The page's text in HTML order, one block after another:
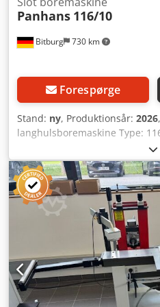
Bitburg 730 km
Panhans 116/10
Forespørge
Stand: ny, Produktionsår: 2026
langhulsboremaskine Type:
mm - Maks. borelængde: 240
mm - Udsugningsstuds ø 100
lysegrå, RAL 5000 violetblå -
maskinkonstruktion
præcis dyvleboring
mobil boremodul Køreenhed
Støbejernsbord 700 x 380
Letkørende krydssupport
side- og dybdejustering
skala, boredybdestop via
justérbar via sideanslag til